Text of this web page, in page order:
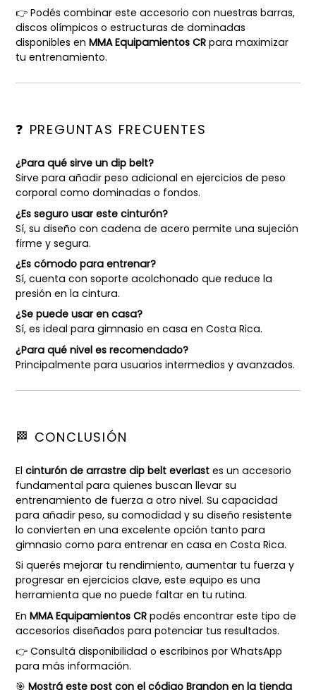
👉 Podés combinar este accesorio con nuestras barras,
discos olímpicos o estructuras de dominadas
disponibles en MMA Equipamientos CR para maximizar
tu entrenamiento.
❓ PREGUNTAS FRECUENTES
¿Para qué sirve un dip belt?
Sirve para añadir peso adicional en ejercicios de peso
corporal como dominadas o fondos.
¿Es seguro usar este cinturón?
Sí, su diseño con cadena de acero permite una sujeción
firme y segura.
¿Es cómodo para entrenar?
Sí, cuenta con soporte acolchonado que reduce la
presión en la cintura.
¿Se puede usar en casa?
Sí, es ideal para gimnasio en casa en Costa Rica.
¿Para qué nivel es recomendado?
Principalmente para usuarios intermedios y avanzados.
🏁 CONCLUSIÓN
El cinturón de arrastre dip belt everlast es un accesorio
fundamental para quienes buscan llevar su
entrenamiento de fuerza a otro nivel. Su capacidad
para añadir peso, su comodidad y su diseño resistente
lo convierten en una excelente opción tanto para
gimnasio como para entrenar en casa en Costa Rica.
Si querés mejorar tu rendimiento, aumentar tu fuerza y
progresar en ejercicios clave, este equipo es una
herramienta que no puede faltar en tu rutina.
En MMA Equipamientos CR podés encontrar este tipo de
accesorios diseñados para potenciar tus resultados.
👉 Consultá disponibilidad o escribinos por WhatsApp
para más información.
🎯 Mostrá este post con el código Brandon en la tienda